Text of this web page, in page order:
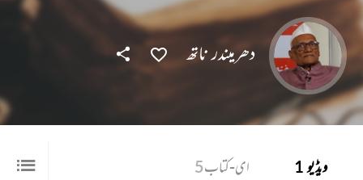
دھرمیندر ناتھ
ویڈیو 1 ای-کتاب5